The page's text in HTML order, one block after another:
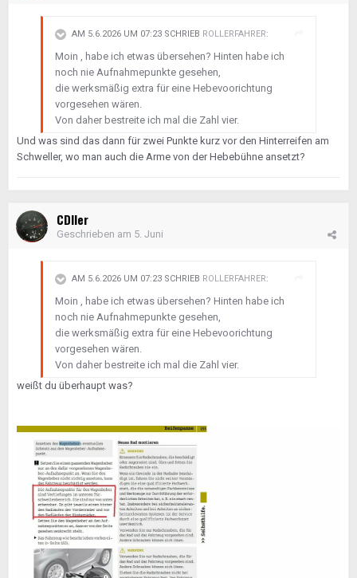
AM 5.6.2026 UM 07:23 SCHRIEB ROLLERFAHRER:
Moin , habe ich etwas übersehen? Hinten habe ich
noch nie Aufnahmepunkte gesehen,
die werksmäßig extra für eine Hebevoorichtung
vorgesehen wären.
Von daher bestreite ich mal die Zahl vier.
Und was sind das dann für zwei Punkte kurz vor den Hinterreifen am
Schweller, wo man auch die Arme von der Hebebühne ansetzt?
CDIler
Geschrieben am 5. Juni
AM 5.6.2026 UM 07:23 SCHRIEB ROLLERFAHRER:
Moin , habe ich etwas übersehen? Hinten habe ich
noch nie Aufnahmepunkte gesehen,
die werksmäßig extra für eine Hebevoorichtung
vorgesehen wären.
Von daher bestreite ich mal die Zahl vier.
weißt du überhaupt was?